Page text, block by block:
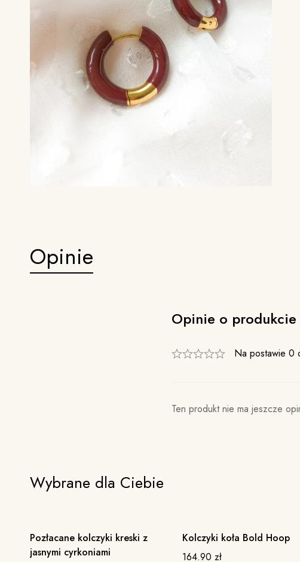
Opinie
Opinie o produkcie
Na postawie 0
Ten produkt nie ma jeszcze
Wybrane dla Ciebie
Pozłacane kolczyki kreski z
jasnymi cyrkoniami
BESTSELLER
Kolczyki koła Bold Hoop
164.90 zł